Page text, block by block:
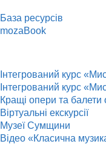
База ресурсів
mozaBook
Інтегрований курс
Інтегрований курс
Кращі опери та балети
Віртуальні екскурсії
Музеї Сумщини
Відео «Класична